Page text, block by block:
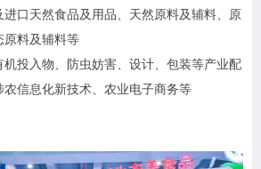
口天然食品及用品、天然原料及辅料、原
原料及辅料等
投入物、防虫妨害、设计、包装等产业配
信息化新技术、农业电子商务等